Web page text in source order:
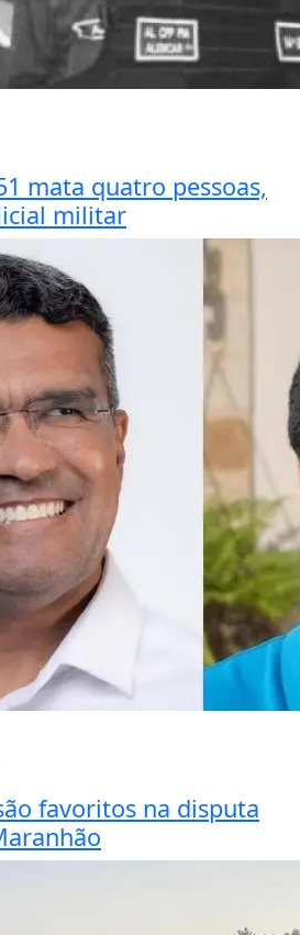
mata quatro pessoas,
militar
favoritos na disputa